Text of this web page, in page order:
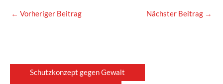
← Vorheriger Beitrag Nächster Beitrag →
Schutzkonzept gegen Gewalt